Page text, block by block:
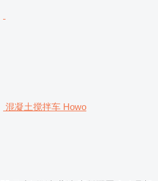
混凝土搅拌车 Howo